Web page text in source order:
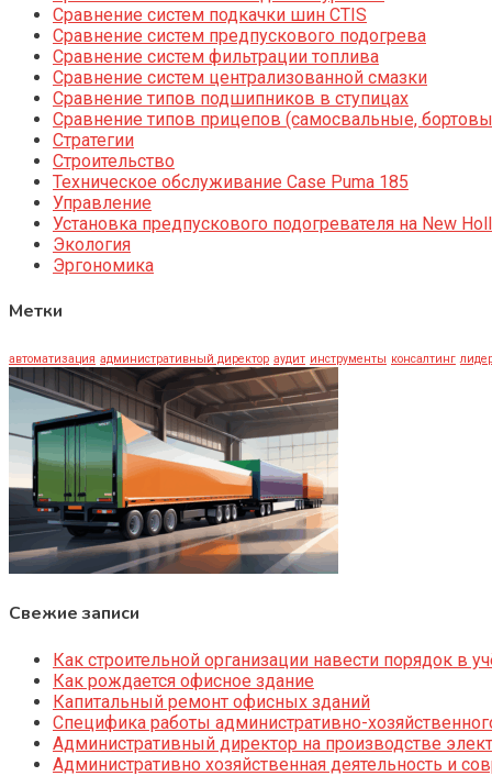
Сравнение систем подкачки шин CTIS
Сравнение систем предпускового подогрева
Сравнение систем фильтрации топлива
Сравнение систем централизованной смазки
Сравнение типов подшипников в ступицах
Сравнение типов прицепов (самосвальные,
Стратегии
Строительство
Техническое обслуживание Case Puma 185
Управление
Установка предпускового подогревателя на New
Экология
Эргономика
Метки
автоматизация административный директор аудит инструменты консалтинг
Свежие записи
Как строительной организации навести порядок в
Как рождается офисное здание
Капитальный ремонт офисных зданий
Специфика работы административно-
Административный директор на производстве
Административно хозяйственная деятельность и